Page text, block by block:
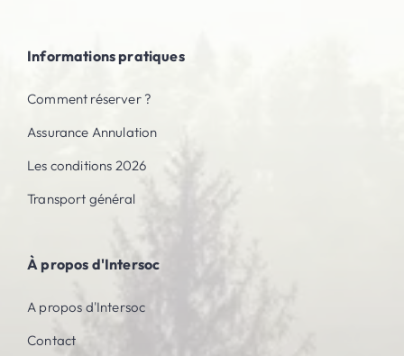
Informations pratiques
Comment réserver ?
Assurance Annulation
Les conditions 2026
Transport général
À propos d'Intersoc
A propos d'Intersoc
Contact